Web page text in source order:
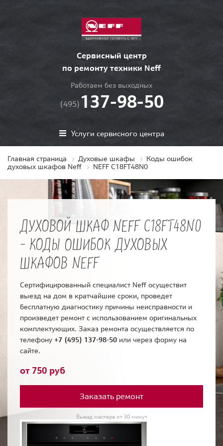
Сервисный центр
по ремонту техники Neff
Работаем без выходных
(495) 137-98-50
Услуги сервисного центра
Главная страница Духовые шкафы
Коды ошибок
духовых шкафов Neff
NEFF C18FT48N0
ДУХОВОЙ ШКАФ NEFF C18FT48N0
- КОДЫ ОШИБОК ДУХОВЫХ
ШКАФОВ NEFF
Сертифицированный специалист Neff осуществит
выезд на дом в кратчайшие сроки, проведет
бесплатную диагностику причины неисправности и
произведет ремонт с использованием оригинальных
комплектующих. Заказ ремонта осуществляется по
телефону +7 (495) 137-98-50 или через форму на
сайте.
от 750 руб
Заказать ремонт
Выезд мастера от 30 минут